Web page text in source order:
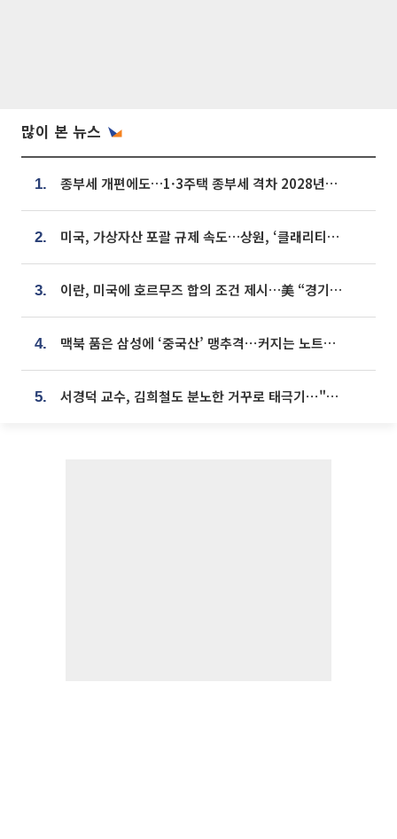
많이 본 뉴스
1. 종부세 개편에도…1·3주택 종부세 격차 2028년부터 확대
2. 미국, 가상자산 포괄 규제 속도…상원, ‘클래리티법’ 9월 절차투표 추진
3. 이란, 미국에 호르무즈 합의 조건 제시…美 “경기 아직 안 끝나” [종합]
4. 맥북 품은 삼성에 ‘중국산’ 맹추격⋯커지는 노트북 OLED 시장
5. 서경덕 교수, 김희철도 분노한 거꾸로 태극기⋯"엉터리는 아냐, 아쉬울 뿐"